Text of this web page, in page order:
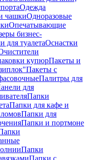
Одежда
чашкиОдноразовые
Опечатывающие
бизнес-
для туалетаОснастки
купюрПакеты и
Пакеты с
Палитры для
для
Папки
Папки для кафе и
Папки для
Папки и портмоне
Папки
Папки с